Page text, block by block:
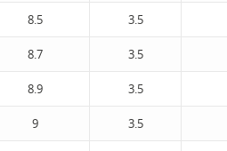
8.5 3.5
8.7 3.5
8.9 3.5
9 3.5